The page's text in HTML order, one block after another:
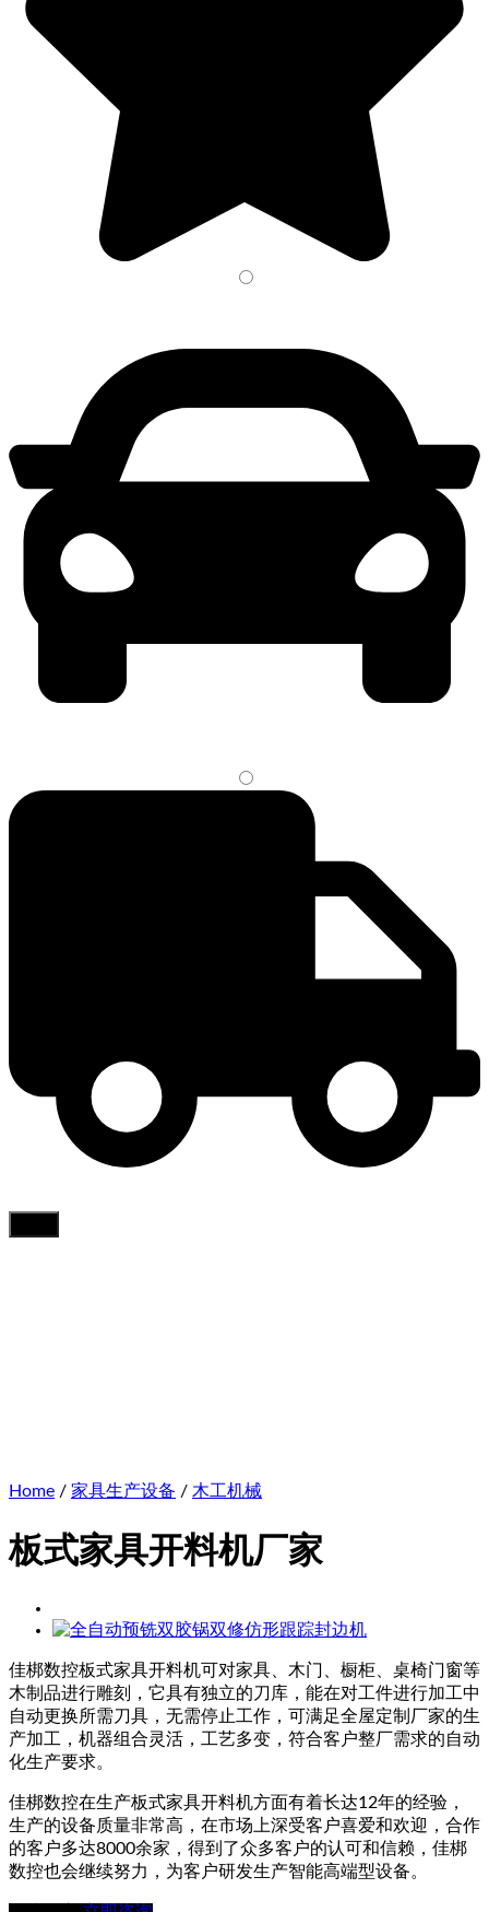
Home / 家具生产设备 / 木工机械
板式家具开料机厂家
佳梆数控板式家具开料机可对家具、木门、橱柜、桌椅门窗等
木制品进行雕刻，它具有独立的刀库，能在对工件进行加工中
自动更换所需刀具，无需停止工作，可满足全屋定制厂家的生
产加工，机器组合灵活，工艺多变，符合客户整厂需求的自动
化生产要求。
佳梆数控在生产板式家具开料机方面有着长达12年的经验，
生产的设备质量非常高，在市场上深受客户喜爱和欢迎，合作
的客户多达8000余家，得到了众多客户的认可和信赖，佳梆
数控也会继续努力，为客户研发生产智能高端型设备。